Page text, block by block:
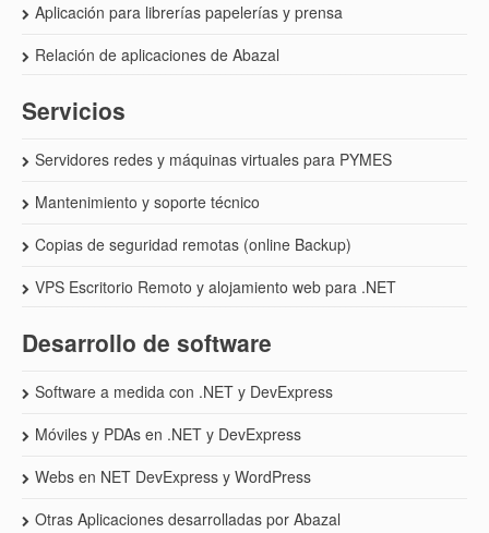
Aplicación para librerías papelerías y prensa
Relación de aplicaciones de Abazal
Servicios
Servidores redes y máquinas virtuales para PYMES
Mantenimiento y soporte técnico
Copias de seguridad remotas (online Backup)
VPS Escritorio Remoto y alojamiento web para .NET
Desarrollo de software
Software a medida con .NET y DevExpress
Móviles y PDAs en .NET y DevExpress
Webs en NET DevExpress y WordPress
Otras Aplicaciones desarrolladas por Abazal